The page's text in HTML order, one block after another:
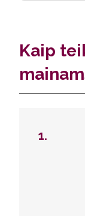
Kaip
1.
1.